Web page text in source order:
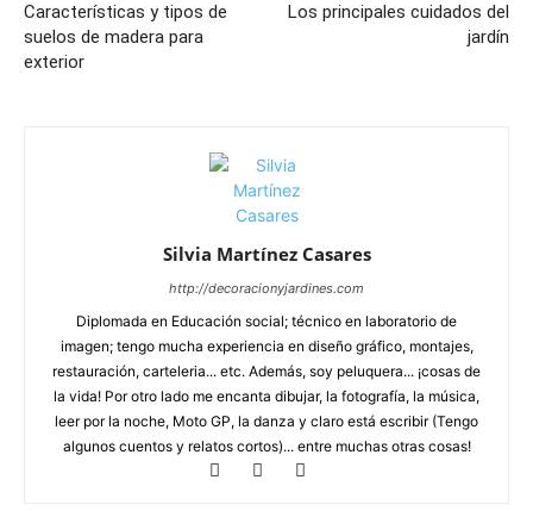
Características y tipos de
suelos de madera para
exterior
Los principales cuidados del
jardín
Silvia Martínez Casares
http://decoracionyjardines.com
Diplomada en Educación social; técnico en laboratorio de
imagen; tengo mucha experiencia en diseño gráfico, montajes,
restauración, carteleria... etc. Además, soy peluquera... ¡cosas de
la vida! Por otro lado me encanta dibujar, la fotografía, la música,
leer por la noche, Moto GP, la danza y claro está escribir (Tengo
algunos cuentos y relatos cortos)... entre muchas otras cosas!